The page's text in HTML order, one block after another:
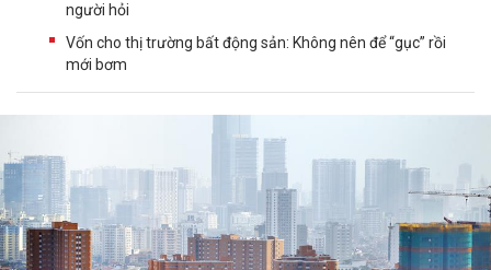
người hỏi
Vốn cho thị trường bất động sản: Không nên để “gục” rồi
mới bơm